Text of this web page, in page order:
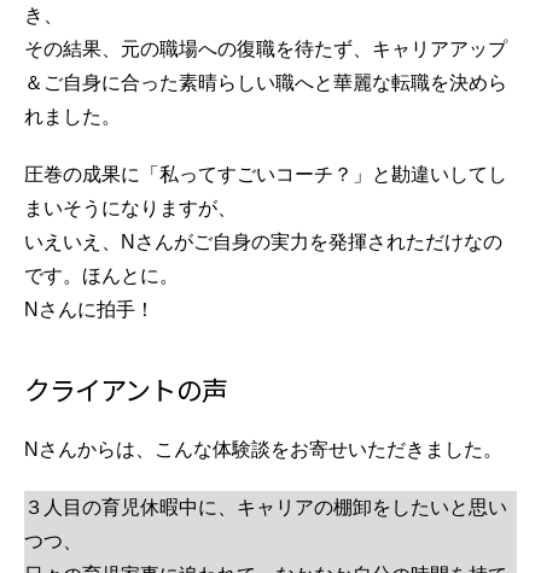
き、
その結果、元の職場への復職を待たず、キャリアアップ
＆ご自身に合った素晴らしい職へと華麗な転職を決めら
れました。
圧巻の成果に「私ってすごいコーチ？」と勘違いしてし
まいそうになりますが、
いえいえ、Nさんがご自身の実力を発揮されただけなの
です。ほんとに。
Nさんに拍手！
クライアントの声
Nさんからは、こんな体験談をお寄せいただきました。
３人目の育児休暇中に、キャリアの棚卸をしたいと思い
つつ、